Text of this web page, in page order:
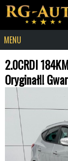
MENU
2.0CRDI
Oryginał!!